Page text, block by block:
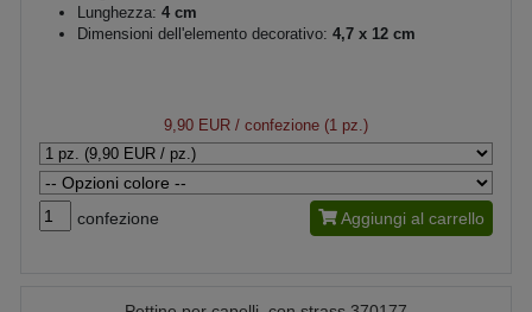
Lunghezza: 4 cm
Dimensioni dell'elemento decorativo: 4,7 x 12 cm
9,90 EUR / confezione (1 pz.)
confezione Aggiungi al carrello